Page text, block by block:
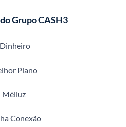
Grupo CASH3
Plano
Méliuz
Conexão